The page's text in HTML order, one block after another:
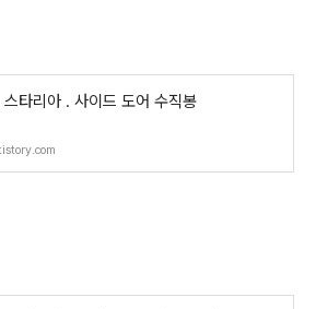
타리아 . 사이드 도어 수직봉